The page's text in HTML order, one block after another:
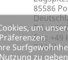
85586
Tel.:+49
Fax: +49
E-Mail:
um
zu